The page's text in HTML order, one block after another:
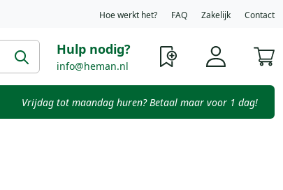
Hoe werkt het? FAQ Zakelijk Contact
Hulp nodig?
info@heman.nl
Vrijdag tot maandag huren? Betaal maar voor 1 dag!